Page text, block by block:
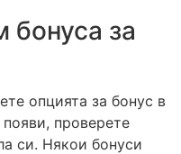
бонуса за
опцията за бонус в
проверете
си. Някои бонуси